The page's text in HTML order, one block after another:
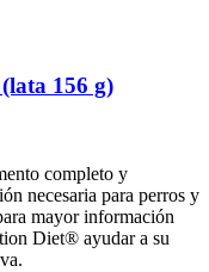
156 g)
completo y
necesaria para perros y
mayor información
Diet® ayudar a su